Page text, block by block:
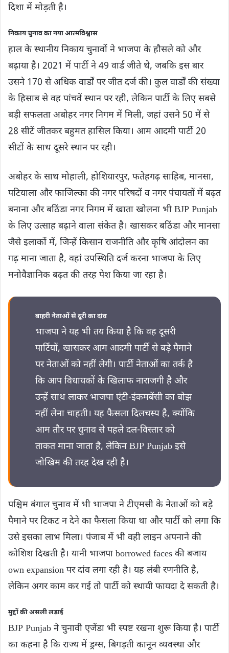
दिशा में मोड़ती है।
निकाय चुनाव का नया आत्मविश्वास
हाल के स्थानीय निकाय चुनावों ने भाजपा के हौसले को और
बढ़ाया है। 2021 में पार्टी ने 49 वार्ड जीते थे, जबकि इस बार
उसने 170 से अधिक वार्डों पर जीत दर्ज की। कुल वार्डों की संख्या
के हिसाब से वह पांचवें स्थान पर रही, लेकिन पार्टी के लिए सबसे
बड़ी सफलता अबोहर नगर निगम में मिली, जहां उसने 50 में से
28 सीटें जीतकर बहुमत हासिल किया। आम आदमी पार्टी 20
सीटों के साथ दूसरे स्थान पर रही।
अबोहर के साथ मोहाली, होशियारपुर, फतेहगढ़ साहिब, मानसा,
पटियाला और फाजिल्का की नगर परिषदों व नगर पंचायतों में बढ़त
बनाना और बठिंडा नगर निगम में खाता खोलना भी BJP Punjab
के लिए उत्साह बढ़ाने वाला संकेत है। खासकर बठिंडा और मानसा
जैसे इलाकों में, जिन्हें किसान राजनीति और कृषि आंदोलन का
गढ़ माना जाता है, वहां उपस्थिति दर्ज करना भाजपा के लिए
मनोवैज्ञानिक बढ़त की तरह पेश किया जा रहा है।
बाहरी नेताओं से दूरी का दांव
भाजपा ने यह भी तय किया है कि वह दूसरी
पार्टियों, खासकर आम आदमी पार्टी से बड़े पैमाने
पर नेताओं को नहीं लेगी। पार्टी नेताओं का तर्क है
कि आप विधायकों के खिलाफ नाराजगी है और
उन्हें साथ लाकर भाजपा एंटी-इंकमबेंसी का बोझ
नहीं लेना चाहती। यह फैसला दिलचस्प है, क्योंकि
आम तौर पर चुनाव से पहले दल-विस्तार को
ताकत माना जाता है, लेकिन BJP Punjab इसे
जोखिम की तरह देख रही है।
पश्चिम बंगाल चुनाव में भी भाजपा ने टीएमसी के नेताओं को बड़े
पैमाने पर टिकट न देने का फैसला किया था और पार्टी को लगा कि
उसे इसका लाभ मिला। पंजाब में भी वही लाइन अपनाने की
कोशिश दिखती है। यानी भाजपा borrowed faces की बजाय
own expansion पर दांव लगा रही है। यह लंबी रणनीति है,
लेकिन अगर काम कर गई तो पार्टी को स्थायी फायदा दे सकती है।
मुद्दों की असली लड़ाई
BJP Punjab ने चुनावी एजेंडा भी स्पष्ट रखना शुरू किया है। पार्टी
का कहना है कि राज्य में ड्रग्स, बिगड़ती कानून व्यवस्था और